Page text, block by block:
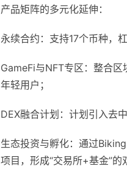
产品矩阵的多元化延伸：
永续合约：支持17个币种，
GameFi与NFT专区：整合区
年轻用户；
DEX融合计划：计划引入去
生态投资与孵化：通过
项目，形成“交易所+基金”